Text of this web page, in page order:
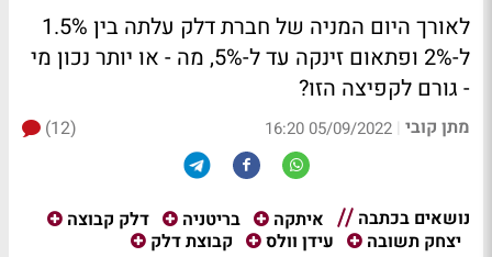
לאורך היום המניה של חברת דלק עלתה בין 1.5%
ל-2% ופתאום זינקה עד ל-5%, מה - או יותר נכון מי
- גורם לקפיצה הזו?
מתן קובי |
05/09/2022 16:20
(12)
נושאים בכתבה איתקה בריטניה
דלק קבוצה
יצחק תשובה
עידן וולס קבוצת דלק